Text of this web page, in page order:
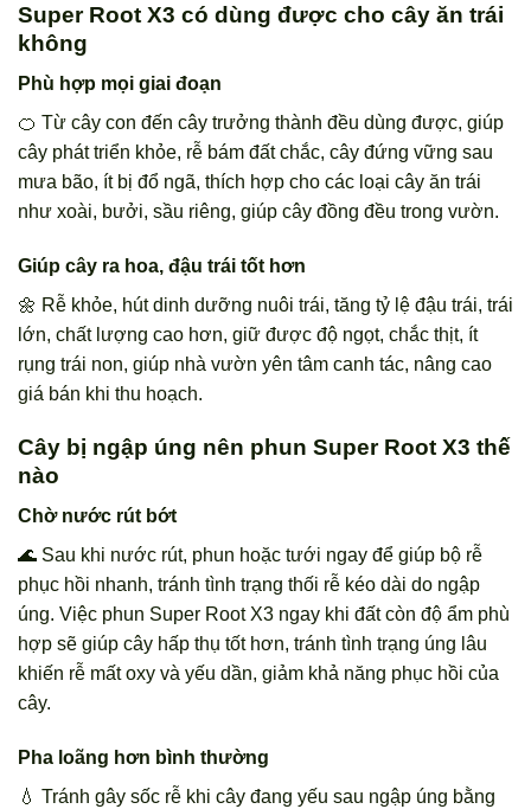
Super Root X3 có dùng được cho cây ăn trái
không
Phù hợp mọi giai đoạn
🍊 Từ cây con đến cây trưởng thành đều dùng được, giúp
cây phát triển khỏe, rễ bám đất chắc, cây đứng vững sau
mưa bão, ít bị đổ ngã, thích hợp cho các loại cây ăn trái
như xoài, bưởi, sầu riêng, giúp cây đồng đều trong vườn.
Giúp cây ra hoa, đậu trái tốt hơn
🌼 Rễ khỏe, hút dinh dưỡng nuôi trái, tăng tỷ lệ đậu trái, trái
lớn, chất lượng cao hơn, giữ được độ ngọt, chắc thịt, ít
rụng trái non, giúp nhà vườn yên tâm canh tác, nâng cao
giá bán khi thu hoạch.
Cây bị ngập úng nên phun Super Root X3 thế
nào
Chờ nước rút bớt
🌊 Sau khi nước rút, phun hoặc tưới ngay để giúp bộ rễ
phục hồi nhanh, tránh tình trạng thối rễ kéo dài do ngập
úng. Việc phun Super Root X3 ngay khi đất còn độ ẩm phù
hợp sẽ giúp cây hấp thụ tốt hơn, tránh tình trạng úng lâu
khiến rễ mất oxy và yếu dần, giảm khả năng phục hồi của
cây.
Pha loãng hơn bình thường
💧 Tránh gây sốc rễ khi cây đang yếu sau ngập úng bằng